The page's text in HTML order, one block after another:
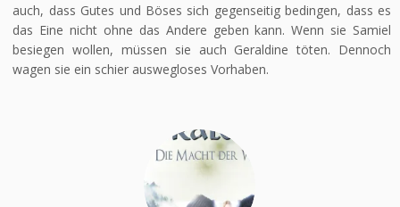
auch, dass Gutes und Böses sich gegenseitig bedingen, dass es
das Eine nicht ohne das Andere geben kann. Wenn sie Samiel
besiegen wollen, müssen sie auch Geraldine töten. Dennoch
wagen sie ein schier auswegloses Vorhaben.